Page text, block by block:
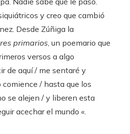
y creo que cambió
Desde Zúñiga la
primarios , un poemario que
versos a algo
de aquí / me sentaré y
comience / hasta que los
se alejen / y liberen esta
acechar el mundo «.